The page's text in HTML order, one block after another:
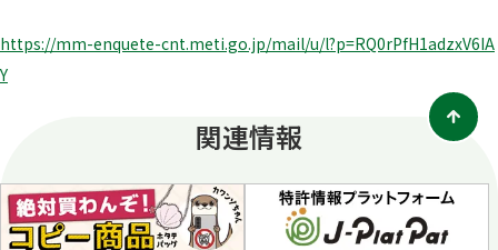
https://mm-enquete-cnt.meti.go.jp/mail/u/l?p=RQ0rPfH1adzxV6IA
Y
関連情報